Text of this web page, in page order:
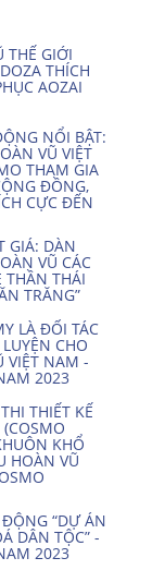
THẾ GIỚI
THÍCH
AOZAI
NỔI BẬT:
VŨ VIỆT
THAM GIA
ĐỒNG,
CỰC ĐẾN
GIÁ: DÀN
VŨ CÁC
THẦN THÁI
TRĂNG”
LÀ ĐỐI TÁC
CHO
VIỆT NAM -
2023
THIẾT KẾ
KHỔ
HOÀN VŨ
“DỰ ÁN
DÂN TỘC” -
2023